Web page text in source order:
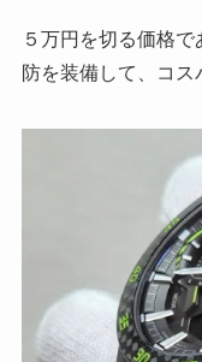
５万円を切る価格
防を装備して、コス